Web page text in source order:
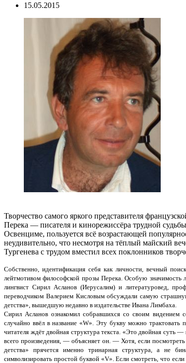
15.05.2015
Творчество самого яркого представителя
Перека — писателя и кинорежиссёра трудной
Освенциме, пользуется всё возрастающей
неудивительно, что несмотря на тёплый майский
Тургенева с трудом вместил всех поклонников
Собственно, идентификация себя как личности, вечный
лейтмотивом философской прозы Перека. Особую значимость
лингвист Сирил Асланов (Иерусалим) и литературовед,
переводчиком Валерием Кисловым обсуждали самую
детства», вышедшую недавно в издательстве Ивана Лимбаха.
Сирил Асланов ознакомил собравшихся со своим видением
случайно ввёл в название «W». Эту букву можно
читателя ждёт двойная структура текста. «Это двойная суть
всего произведения, — объясняет он. — Хотя, если
детства» прячется именно тринарная структура, а не
символизировать простой буквой «V». Если смотреть, что